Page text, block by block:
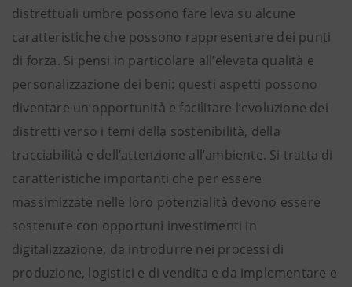
distrettuali umbre possono fare leva su alcune
caratteristiche che possono rappresentare dei punti
di forza. Si pensi in particolare all’elevata qualità e
personalizzazione dei beni: questi aspetti possono
diventare un’opportunità e facilitare l’evoluzione dei
distretti verso i temi della sostenibilità, della
tracciabilità e dell’attenzione all’ambiente. Si tratta di
caratteristiche importanti che per essere
massimizzate nelle loro potenzialità devono essere
sostenute con opportuni investimenti in
digitalizzazione, da introdurre nei processi di
produzione, logistici e di vendita e da implementare e